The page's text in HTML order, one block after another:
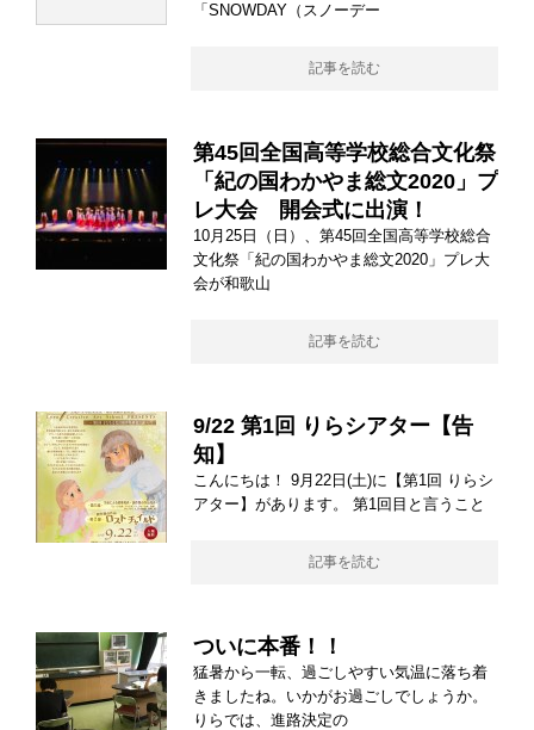
「SNOWDAY（スノーデー
記事を読む
第45回全国高等学校総合文化祭
「紀の国わかやま総文2020」プ
レ大会 開会式に出演！
10月25日（日）、第45回全国高等学校総合
文化祭「紀の国わかやま総文2020」プレ大
会が和歌山
記事を読む
9/22 第1回 りらシアター【告
知】
こんにちは！ 9月22日(土)に【第1回 りらシ
アター】があります。 第1回目と言うこと
記事を読む
ついに本番！！
猛暑から一転、過ごしやすい気温に落ち着
きましたね。いかがお過ごしでしょうか。
りらでは、進路決定の